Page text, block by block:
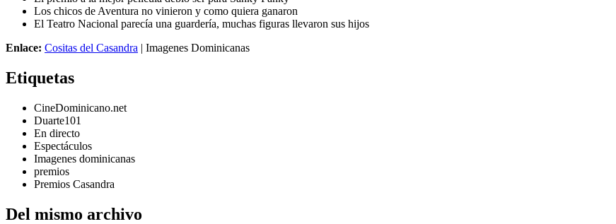
Los chicos de Aventura no vinieron y como quiera ganaron
El Teatro Nacional parecía una guardería, muchas figuras llevaron sus hijos
Enlace: Cositas del Casandra | Imagenes Dominicanas
Etiquetas
CineDominicano.net
Duarte101
En directo
Espectáculos
Imagenes dominicanas
premios
Premios Casandra
Del mismo archivo